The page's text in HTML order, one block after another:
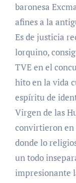
baronesa
afines a la
Es de justicia
lorquino,
TVE en el
hito en la vida
espíritu de
Virgen de las
convirtieron en
donde lo
un todo
impresionante